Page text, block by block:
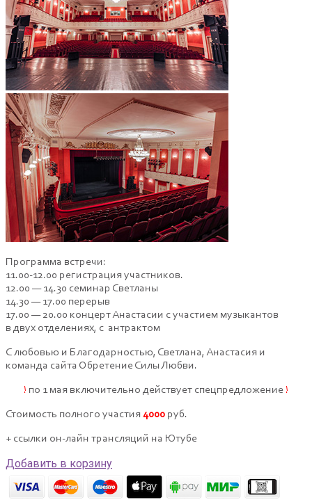
Программа встречи:
11.00-12.00 регистрация участников.
12.00 — 14.30 семинар Светланы
14.30 — 17.00 перерыв
17.00 — 20.00 концерт Анастасии с участием музыкантов
в двух отделениях, с антрактом
С любовью и Благодарностью, Светлана, Анастасия и
команда сайта Обретение Силы Любви.
! по 1 мая включительно действует спецпредложение !
Стоимость полного участия4000 руб.
+ ссылки он-лайн трансляций на Ютубе
Добавить в корзину